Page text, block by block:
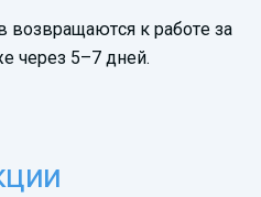
возвращаются к работе за
через 5–7 дней.